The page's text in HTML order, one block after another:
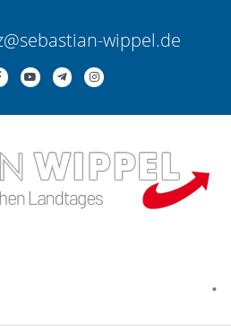
wippel.de
.